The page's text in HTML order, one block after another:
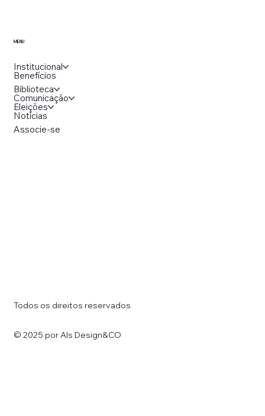
MENU
Institucional
Benefícios
Biblioteca
Comunicação
Eleições
Notícias
Associe-se
Todos os direitos reservados
© 2025 por Als Design&CO